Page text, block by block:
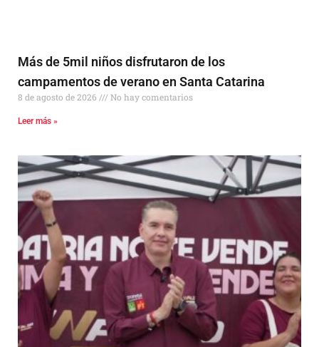
Más de 5mil niños disfrutaron de los
campamentos de verano en Santa Catarina
8 de agosto de 2026 No hay comentarios
Leer más »